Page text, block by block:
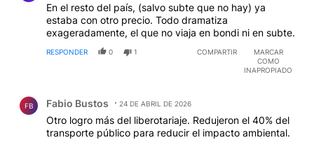
En el resto del país, (salvo subte que no hay) ya
estaba con otro precio. Todo dramatiza
exageradamente, el que no viaja en bondi ni en subte.
RESPONDER 0 1 COMPARTIR
MARCAR
COMO
INAPROPIADO
FB Fabio Bustos 24 DE ABRIL DE 2026
Otro logro más del liberotariaje. Redujeron el 40% del
transporte público para reducir el impacto ambiental.